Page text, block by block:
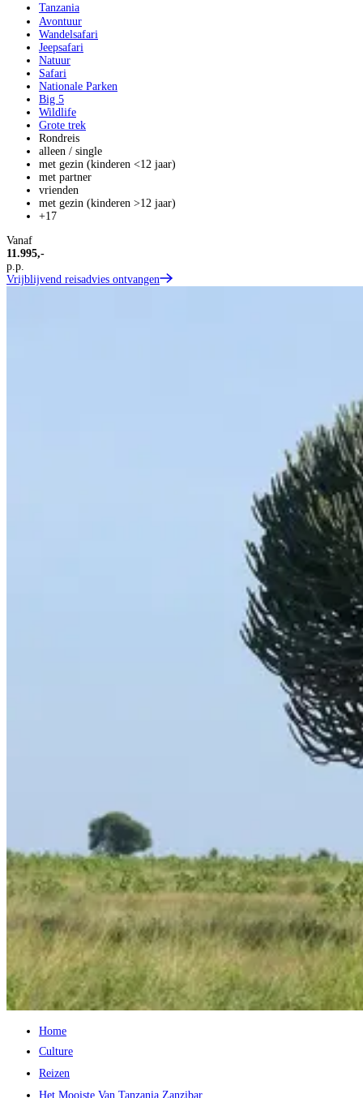
Tanzania
Avontuur
Wandelsafari
Jeepsafari
Natuur
Safari
Nationale Parken
Big 5
Wildlife
Grote trek
Rondreis
alleen / single
met gezin (kinderen <12 jaar)
met partner
vrienden
met gezin (kinderen >12 jaar)
+17
Vanaf
11.995,-
p.p.
Vrijblijvend reisadvies ontvangen
Home
Culture
Reizen
Het Mooiste Van Tanzania Zanzibar